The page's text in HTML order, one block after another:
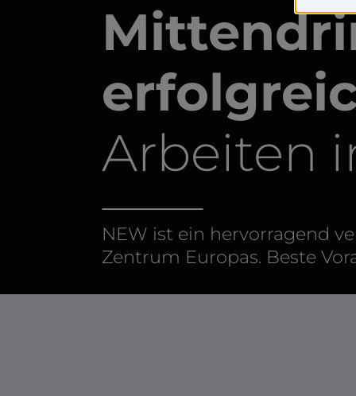
Arbeiten
NEW ist ein hervorragend
Zentrum Europas. Beste